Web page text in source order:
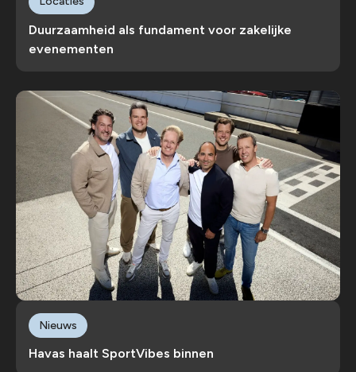
Duurzaamheid als fundament voor zakelijke
evenementen
Havas haalt SportVibes binnen
Nieuws